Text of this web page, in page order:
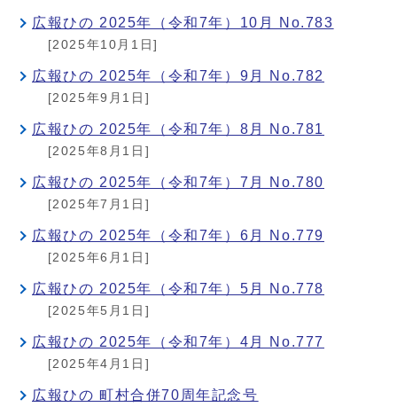
広報ひの 2025年（令和7年）10月 No.783
[2025年10月1日]
広報ひの 2025年（令和7年）9月 No.782
[2025年9月1日]
広報ひの 2025年（令和7年）8月 No.781
[2025年8月1日]
広報ひの 2025年（令和7年）7月 No.780
[2025年7月1日]
広報ひの 2025年（令和7年）6月 No.779
[2025年6月1日]
広報ひの 2025年（令和7年）5月 No.778
[2025年5月1日]
広報ひの 2025年（令和7年）4月 No.777
[2025年4月1日]
広報ひの 町村合併70周年記念号